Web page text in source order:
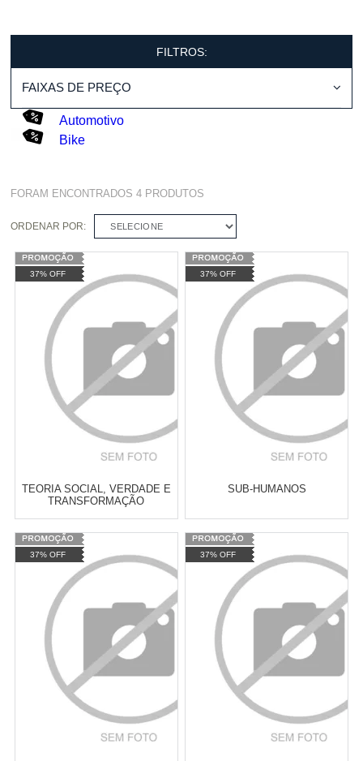
FILTROS:
FAIXAS DE PREÇO
Automotivo
Bike
FORAM ENCONTRADOS4 PRODUTOS
ORDENAR POR: SELECIONE
37% OFF
TEORIA SOCIAL, VERDADE E
TRANSFORMAÇÃO
Varejo:
Atacado: R$ 2.550,90 (Apenas
Revendedor)
10 x
Cat:
INTERNACIONAL
COMPRAR
37% OFF
SUB-HUMANOS
Varejo:
Atacado: R$ 2.550,90 (Apenas
Revendedor)
10
SOCIOLOGIA DO TRABALHO
COMPRAR
37% OFF 37% OFF